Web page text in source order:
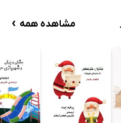
مشاهده همه ›